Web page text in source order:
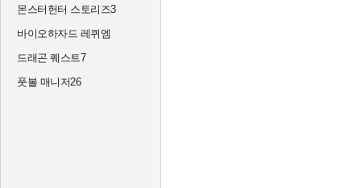
몬스터헌터 스토리즈3
바이오하자드 레퀴엠
드래곤 퀘스트7
풋볼 매니저26